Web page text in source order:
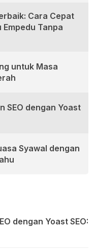
Cara Cepat
Tanpa
untuk Masa
SEO dengan Yoast
Syawal dengan
dengan Yoast SEO: